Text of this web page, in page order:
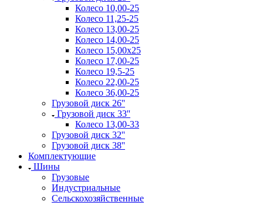
Колесо 10,00-25
Колесо 11,25-25
Колесо 13,00-25
Колесо 14,00-25
Колесо 15,00x25
Колесо 17,00-25
Колесо 19,5-25
Колесо 22,00-25
Колесо 36,00-25
Грузовой диск 26''
Грузовой диск 33''
Колесо 13,00-33
Грузовой диск 32''
Грузовой диск 38''
Комплектующие
Шины
Грузовые
Индустриальные
Сельскохозяйственные